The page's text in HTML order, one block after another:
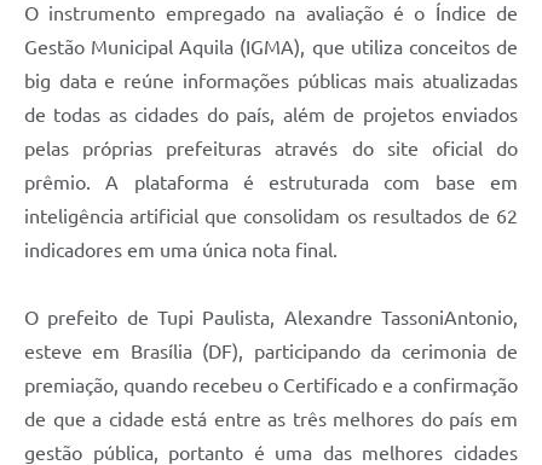
O instrumento empregado na avaliação é o Índice de
Gestão Municipal Aquila (IGMA), que utiliza conceitos de
big data e reúne informações públicas mais atualizadas
de todas as cidades do país, além de projetos enviados
pelas próprias prefeituras através do site oficial do
prêmio. A plataforma é estruturada com base em
inteligência artificial que consolidam os resultados de 62
indicadores em uma única nota final.
O prefeito de Tupi Paulista, Alexandre TassoniAntonio,
esteve em Brasília (DF), participando da cerimonia de
premiação, quando recebeu o Certificado e a confirmação
de que a cidade está entre as três melhores do país em
gestão pública, portanto é uma das melhores cidades